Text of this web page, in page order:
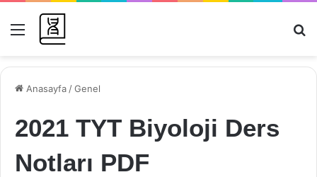
Menü
Anasayfa /Genel
2021 TYT Biyoloji Ders
Notları PDF